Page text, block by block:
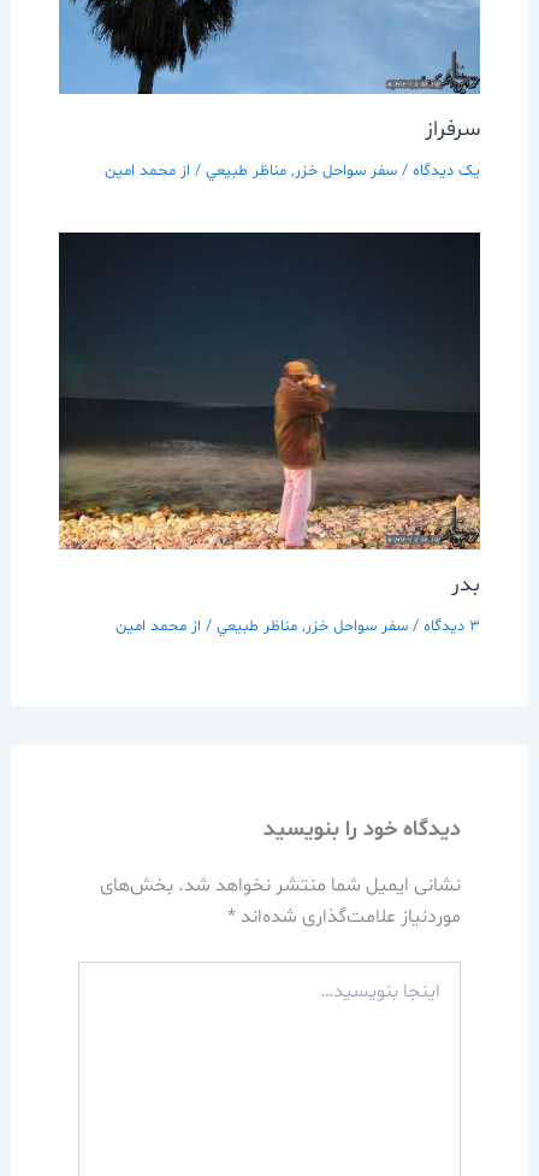
سرفراز
یک دیدگاه / سفر سواحل خزر, مناظر طبيعي/ از محمد امین
بدر
3 دیدگاه / سفر سواحل خزر, مناظر طبيعي/ از محمد امین
دیدگاه‌ خود را بنویسید
نشانی ایمیل شما منتشر نخواهد شد. بخش‌های
موردنیاز علامت‌گذاری شده‌اند *
بنویسید…